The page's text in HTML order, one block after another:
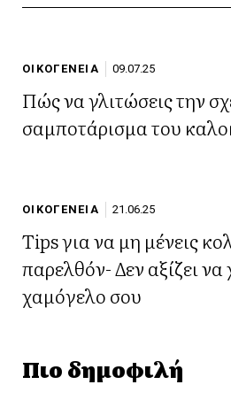
ΟΙΚΟΓΕΝΕΙΑ 09.07.25
Πώς να γλιτώσεις την
σαμποτάρισμα του
ΟΙΚΟΓΕΝΕΙΑ 21.06.25
Tips για να μη μένεις
παρελθόν- Δεν αξίζει να
χαμόγελο σου
Πιο δημοφιλή